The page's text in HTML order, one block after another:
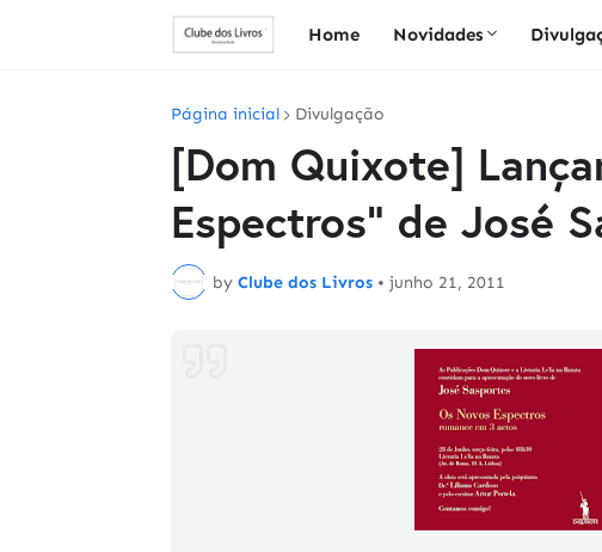
Home Novidades
Página inicial Divulgação
[Dom Quixote]
Espectros" de José
by Clube dos Livros • junho 21, 2011